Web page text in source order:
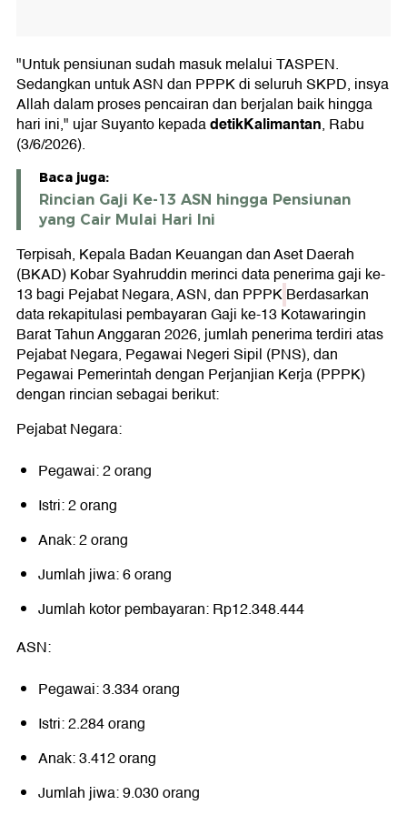
"Untuk pensiunan sudah masuk melalui TASPEN.
Sedangkan untuk ASN dan PPPK di seluruh SKPD, insya
Allah dalam proses pencairan dan berjalan baik hingga
hari ini," ujar Suyanto kepadadetikKalimantan, Rabu
(3/6/2026).
Baca juga:
Rincian Gaji Ke-13 ASN hingga Pensiunan
yang Cair Mulai Hari Ini
Terpisah, Kepala Badan Keuangan dan Aset Daerah
(BKAD) Kobar Syahruddin merinci data penerima gaji ke-
13 bagi Pejabat Negara, ASN, dan PPPKBerdasarkan
data rekapitulasi pembayaran Gaji ke-13 Kotawaringin
Barat Tahun Anggaran 2026, jumlah penerima terdiri atas
Pejabat Negara, Pegawai Negeri Sipil (PNS), dan
Pegawai Pemerintah dengan Perjanjian Kerja (PPPK)
dengan rincian sebagai berikut:
Pejabat Negara:
Pegawai: 2 orang
Istri: 2 orang
Anak: 2 orang
Jumlah jiwa: 6 orang
Jumlah kotor pembayaran: Rp12.348.444
ASN:
Pegawai: 3.334 orang
Istri: 2.284 orang
Anak: 3.412 orang
Jumlah jiwa: 9.030 orang